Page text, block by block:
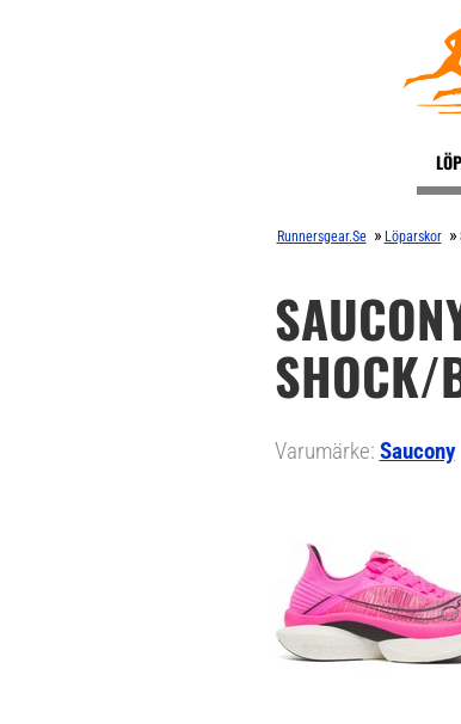
Runnersgear.se » Löparskor »
SHOCK/
Varumärke: Saucony